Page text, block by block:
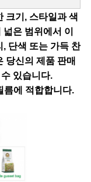
크기, 스타일과 색
은 범위에서 이
단색 또는 가득 찬
당신의 제품 판매
있습니다.
에 적합합니다.